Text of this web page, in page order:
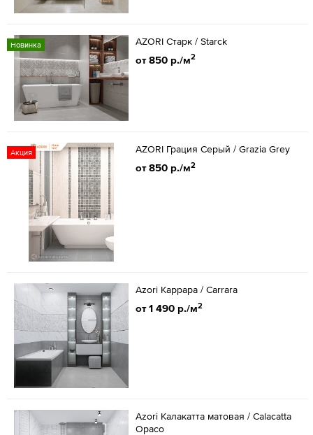
Новинка AZORI Старк / Starck
от 850 р./м2
Акция AZORI Грация Серый / Grazia Grey
от 850 р./м2
Azori Каррара / Carrara
от 1 490 р./м2
Azori Калакатта матовая / Calacatta
Opaco